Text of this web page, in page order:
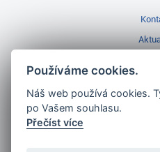
Golfový
Používáme cookies.
Náš web používá cookies.
po Vašem souhlasu.
Přečíst více